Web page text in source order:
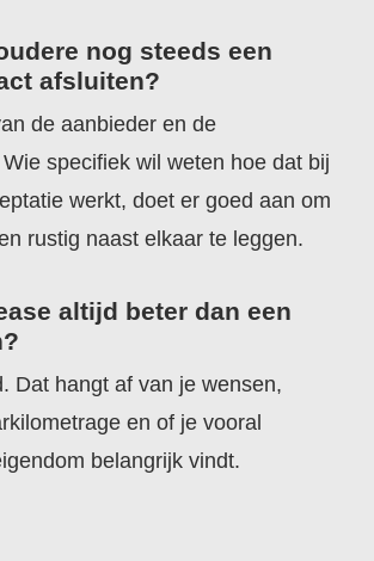
nog steeds een
afsluiten?
de aanbieder en de
specifiek wil weten hoe dat bij
werkt, doet er goed aan om
rustig naast elkaar te leggen.
altijd beter dan een
Dat hangt af van je wensen,
en of je vooral
belangrijk vindt.